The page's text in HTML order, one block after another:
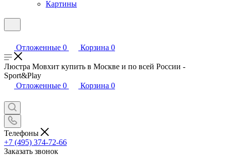
Картины
Отложенные 0 Корзина 0
Люстра Мовхит купить в Москве и по всей России -
Sport&Play
Отложенные 0 Корзина 0
Телефоны
+7 (495) 374-72-66
Заказать звонок